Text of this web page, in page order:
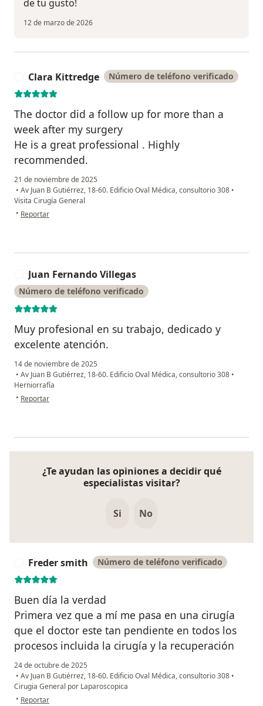
de tu gusto!
12 de marzo de 2026
Clara Kittredge Número de teléfono verificado
The doctor did a follow up for more than a
week after my surgery
He is a great professional . Highly
recommended.
21 de noviembre de 2025
• Av Juan B Gutiérrez, 18-60. Edificio Oval Médica, consultorio 308 •
Visita Cirugía General
• en opinión del usuario Clara Kittredge
Reportar
Juan Fernando Villegas
Número de teléfono verificado
Muy profesional en su trabajo, dedicado y
excelente atención.
14 de noviembre de 2025
• Av Juan B Gutiérrez, 18-60. Edificio Oval Médica, consultorio 308 •
Herniorrafía
• en opinión del usuario Juan Fernando Villegas
Reportar
¿Te ayudan las opiniones a decidir qué
especialistas visitar?
Si No
Freder smith Número de teléfono verificado
Buen día la verdad
Primera vez que a mí me pasa en una cirugía
que el doctor este tan pendiente en todos los
procesos incluida la cirugía y la recuperación
24 de octubre de 2025
• Av Juan B Gutiérrez, 18-60. Edificio Oval Médica, consultorio 308 •
Cirugia General por Laparoscopica
• en opinión del usuario Freder smith
Reportar